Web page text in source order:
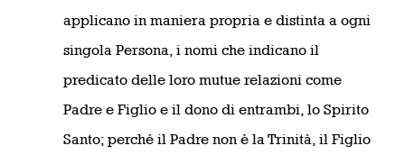
applicano in maniera propria e distinta a ogni
singola Persona, i nomi che indicano il
predicato delle loro mutue relazioni come
Padre e Figlio e il dono di entrambi, lo Spirito
Santo; perché il Padre non è la Trinità, il Figlio